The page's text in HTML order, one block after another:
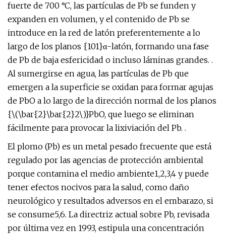
fuerte de 700 °C, las partículas de Pb se funden y
expanden en volumen, y el contenido de Pb se
introduce en la red de latón preferentemente a lo
largo de los planos {101}α-latón, formando una fase
de Pb de baja esfericidad o incluso láminas grandes. .
Al sumergirse en agua, las partículas de Pb que
emergen a la superficie se oxidan para formar agujas
de PbO a lo largo de la dirección normal de los planos
{\(\bar{2}\bar{2}2\)}PbO, que luego se eliminan
fácilmente para provocar la lixiviación del Pb. .
El plomo (Pb) es un metal pesado frecuente que está
regulado por las agencias de protección ambiental
porque contamina el medio ambiente1,2,3,4 y puede
tener efectos nocivos para la salud, como daño
neurológico y resultados adversos en el embarazo, si
se consume5,6. La directriz actual sobre Pb, revisada
por última vez en 1993, estipula una concentración